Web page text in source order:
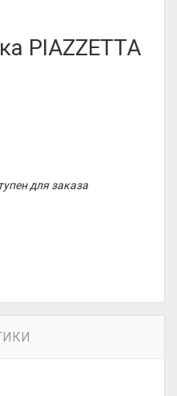
PIAZZETTA
для заказа